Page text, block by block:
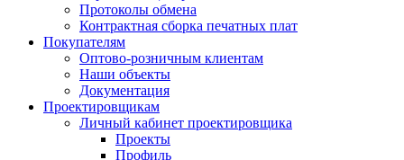
Протоколы обмена
Контрактная сборка печатных плат
Покупателям
Оптово-розничным клиентам
Наши объекты
Документация
Проектировщикам
Личный кабинет проектировщика
Проекты
Профиль